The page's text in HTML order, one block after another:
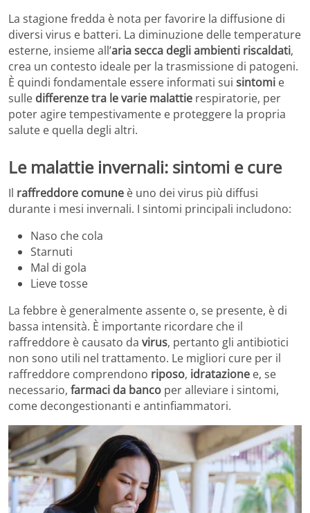
La stagione fredda è nota per favorire la diffusione di
diversi virus e batteri. La diminuzione delle temperature
esterne, insieme all’aria secca degli ambienti riscaldati,
crea un contesto ideale per la trasmissione di patogeni.
È quindi fondamentale essere informati sui sintomi e
sulle differenze tra le varie malattie respiratorie, per
poter agire tempestivamente e proteggere la propria
salute e quella degli altri.
Le malattie invernali: sintomi e cure
Il raffreddore comune è uno dei virus più diffusi
durante i mesi invernali. I sintomi principali includono:
Naso che cola
Starnuti
Mal di gola
Lieve tosse
La febbre è generalmente assente o, se presente, è di
bassa intensità. È importante ricordare che il
raffreddore è causato da virus, pertanto gli antibiotici
non sono utili nel trattamento. Le migliori cure per il
raffreddore comprendono riposo, idratazione e, se
necessario, farmaci da banco per alleviare i sintomi,
come decongestionanti e antinfiammatori.